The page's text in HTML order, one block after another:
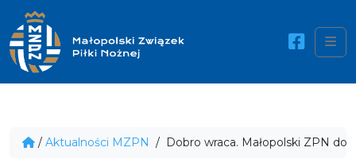
/ Aktualności MZPN / Dobro wraca. Małopolski ZPN